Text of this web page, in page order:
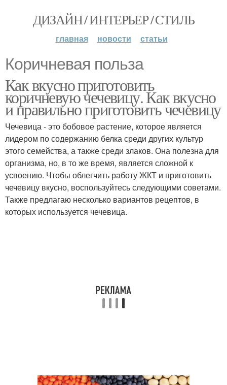
ДИЗАЙН / ИНТЕРЬЕР / СТИЛЬ
главная новости статьи
Коричневая польза
Как вкусно приготовить
коричневую чечевицу. Как вкусно
и правильно приготовить чечевицу
Чечевица - это бобовое растение, которое является
лидером по содержанию белка среди других культур
этого семейства, а также среди злаков. Она полезна для
организма, но, в то же время, является сложной к
усвоению. Чтобы облегчить работу ЖКТ и приготовить
чечевицу вкусно, воспользуйтесь следующими советами.
Также предлагаю несколько вариантов рецептов, в
которых используется чечевица.